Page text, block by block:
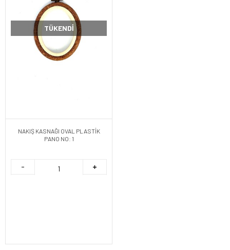
TÜKENDI
NAKIŞ KASNAĞI OVAL PLASTİK
PANO NO: 1